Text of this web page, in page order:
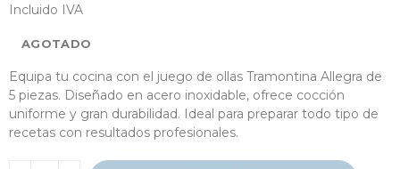
Incluido IVA
AGOTADO
Equipa tu cocina con el juego de ollas Tramontina Allegra de
5 piezas. Diseñado en acero inoxidable, ofrece cocción
uniforme y gran durabilidad. Ideal para preparar todo tipo de
recetas con resultados profesionales.